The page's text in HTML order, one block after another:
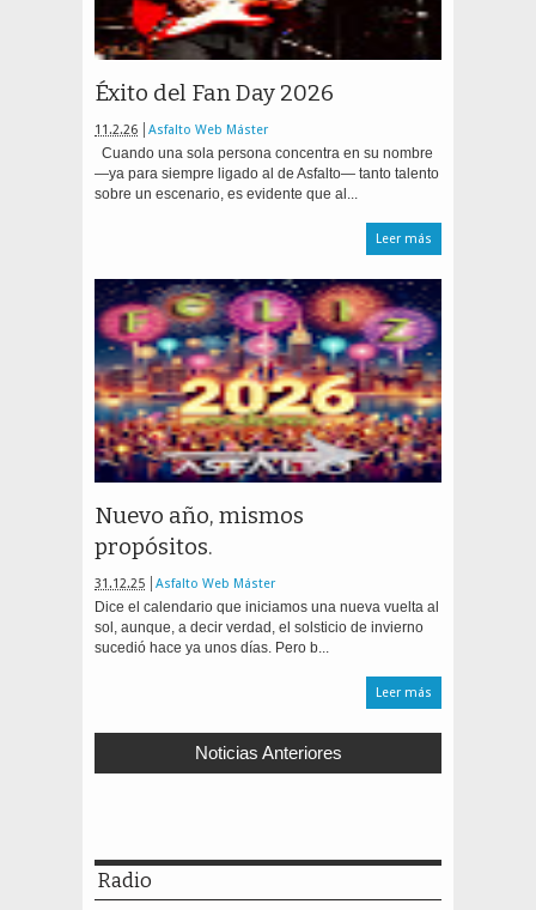
Éxito del Fan Day 2026
11.2.26 Asfalto Web Máster
Cuando una sola persona concentra en su nombre
—ya para siempre ligado al de Asfalto— tanto talento
sobre un escenario, es evidente que al...
Leer más
Nuevo año, mismos
propósitos.
31.12.25 Asfalto Web Máster
Dice el calendario que iniciamos una nueva vuelta al
sol, aunque, a decir verdad, el solsticio de invierno
sucedió hace ya unos días. Pero b...
Leer más
Noticias Anteriores
Radio